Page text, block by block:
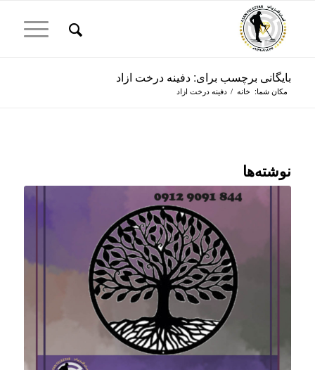
بایگانی برچسب برای: دفینه درخت ازاد
مکان شما: خانه / دفینه درخت ازاد
نوشته‌ها